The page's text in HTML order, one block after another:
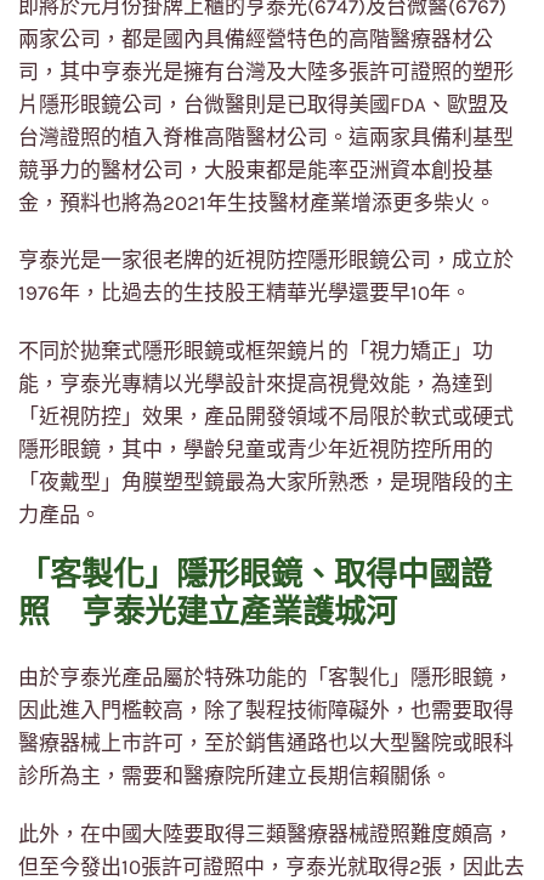
即將於元月份掛牌上櫃的亨泰光(6747)及台微醫(6767)
兩家公司，都是國內具備經營特色的高階醫療器材公
司，其中亨泰光是擁有台灣及大陸多張許可證照的塑形
片隱形眼鏡公司，台微醫則是已取得美國FDA、歐盟及
台灣證照的植入脊椎高階醫材公司。這兩家具備利基型
競爭力的醫材公司，大股東都是能率亞洲資本創投基
金，預料也將為2021年生技醫材產業增添更多柴火。
亨泰光是一家很老牌的近視防控隱形眼鏡公司，成立於
1976年，比過去的生技股王精華光學還要早10年。
不同於拋棄式隱形眼鏡或框架鏡片的「視力矯正」功
能，亨泰光專精以光學設計來提高視覺效能，為達到
「近視防控」效果，產品開發領域不局限於軟式或硬式
隱形眼鏡，其中，學齡兒童或青少年近視防控所用的
「夜戴型」角膜塑型鏡最為大家所熟悉，是現階段的主
力產品。
「客製化」隱形眼鏡、取得中國證
照 亨泰光建立產業護城河
由於亨泰光產品屬於特殊功能的「客製化」隱形眼鏡，
因此進入門檻較高，除了製程技術障礙外，也需要取得
醫療器械上市許可，至於銷售通路也以大型醫院或眼科
診所為主，需要和醫療院所建立長期信賴關係。
此外，在中國大陸要取得三類醫療器械證照難度頗高，
但至今發出10張許可證照中，亨泰光就取得2張，因此去